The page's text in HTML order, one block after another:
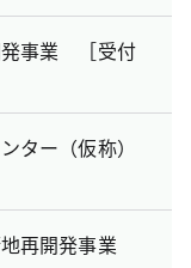
発事業 ［受付
ター（仮称）
再開発事業